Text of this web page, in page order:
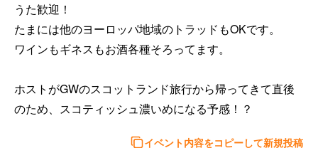
うた歓迎！
たまには他のヨーロッパ地域のトラッドもOKです。
ワインもギネスもお酒各種そろってます。
ホストがGWのスコットランド旅行から帰ってきて直後
のため、スコティッシュ濃いめになる予感！？
イベント内容をコピーして新規投稿